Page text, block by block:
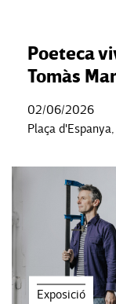
Poeteca
Tomàs
02/06/2026
Plaça
Exposició